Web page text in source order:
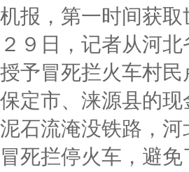
机报，第一时间获
２９日，记者从河
授予冒死拦火车村
保定市、涞源县的
泥石流淹没铁路，
冒死拦停火车，避